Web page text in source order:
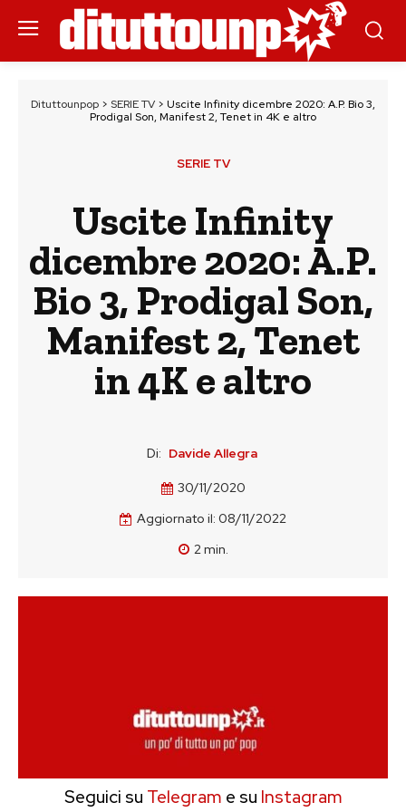
Dituttounpop > SERIE TV > Uscite Infinity dicembre 2020: A.P. Bio 3,
Prodigal Son, Manifest 2, Tenet in 4K e altro
SERIE TV
Uscite Infinity
dicembre 2020: A.P.
Bio 3, Prodigal Son,
Manifest 2, Tenet
in 4K e altro
Di: Davide Allegra
30/11/2020
Aggiornato il: 08/11/2022
2min.
Seguici su Telegram e su Instagram